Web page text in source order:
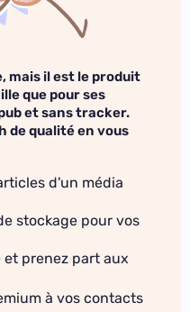
mais il est le produit
que pour ses
et sans tracker.
de qualité en vous
d'un média
stockage pour vos
prenez part aux
à vos contacts